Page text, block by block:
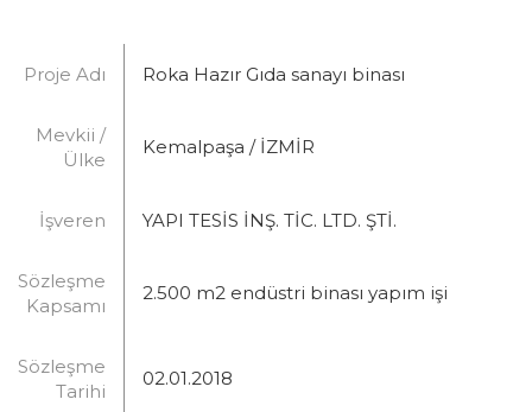
Proje Adı Roka Hazır Gıda sanayı binası
Mevkii /
Ülke
Kemalpaşa / İZMİR
İşveren YAPI TESİS İNŞ. TİC. LTD. ŞTİ.
Sözleşme
Kapsamı
2.500 m2 endüstri binası yapım işi
Sözleşme
Tarihi
02.01.2018